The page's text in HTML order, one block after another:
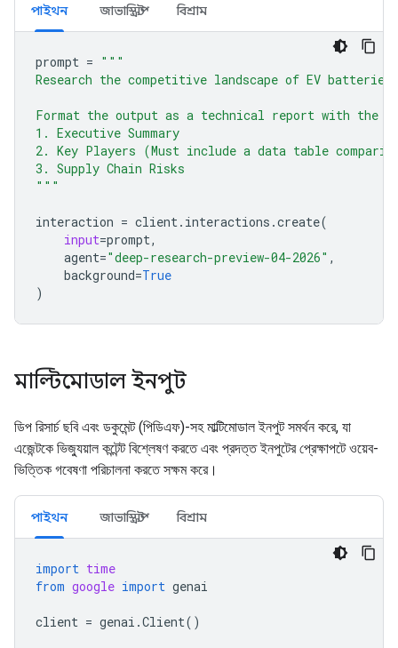
পাইথন জাভাস্ক্রিপ্ট বিশ্রাম
prompt = """
Research the competitive landscape of EV batteries.
Format the output as a technical report with the
1. Executive Summary
2. Key Players (Must include a data table
3. Supply Chain Risks
"""
interaction = client. interactions .create(
input=prompt,
agent="deep-research-preview-04-2026" ,
background=True
)
মাল্টিমোডাল ইনপুট
ডিপ রিসার্চ ছবি এবং ডকুমেন্ট (পিডিএফ)-সহ মাল্টিমোডাল ইনপুট সমর্থন করে, যা
এজেন্টকে ভিজ্যুয়াল কন্টেন্ট বিশ্লেষণ করতে এবং প্রদত্ত ইনপুটের প্রেক্ষাপটে ওয়েব-
ভিত্তিক গবেষণা পরিচালনা করতে সক্ষম করে।
পাইথন জাভাস্ক্রিপ্ট বিশ্রাম
import time
from google import genai
client = genai .Client()